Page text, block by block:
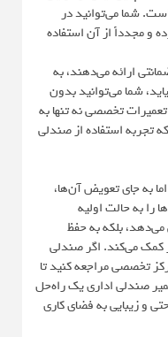
شما می‌توانید در
و مجدداً از آن استفاده
ارائه می‌دهند، به
شما می‌توانید بدون
تخصصی نه تنها به
تجربه استفاده از صندلی
به جای تعویض آن‌ها،
را به حالت اولیه
می‌دهد، بلکه به حفظ
می‌کند. اگر صندلی
تخصصی مراجعه کنید تا
صندلی اداری یک راه‌حل
و زیبایی به فضای کاری